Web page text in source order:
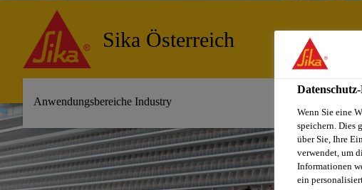
Sika Österreich
Anwendungsbereiche Industry
Wenn Sie eine
speichern. Dies
über Sie, Ihre
verwendet, um
Informationen
ein